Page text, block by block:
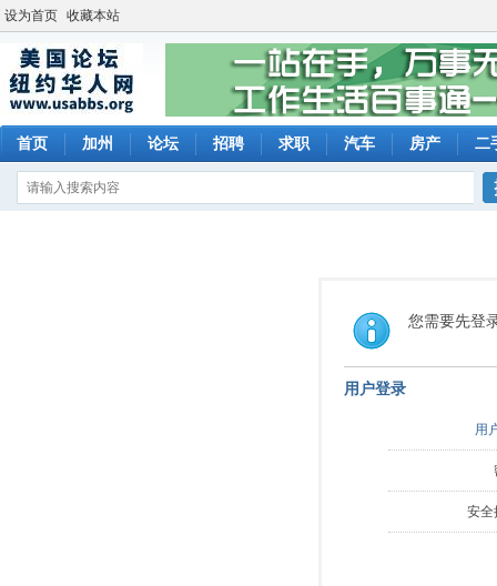
设为首页 收藏本站
首页 加州 论坛 招聘 求职 汽车 房产 二
您需要先登
用户登录
用
安全